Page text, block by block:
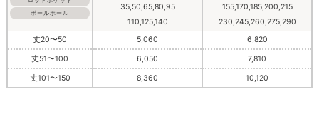
ポールホール
35,50,65,80,95
110,125,140
155,170,185,200,215
230,245,260,275,290
丈20〜50
5,060 6,820
丈51〜100 6,050 7,810
丈101〜150 8,360 10,120